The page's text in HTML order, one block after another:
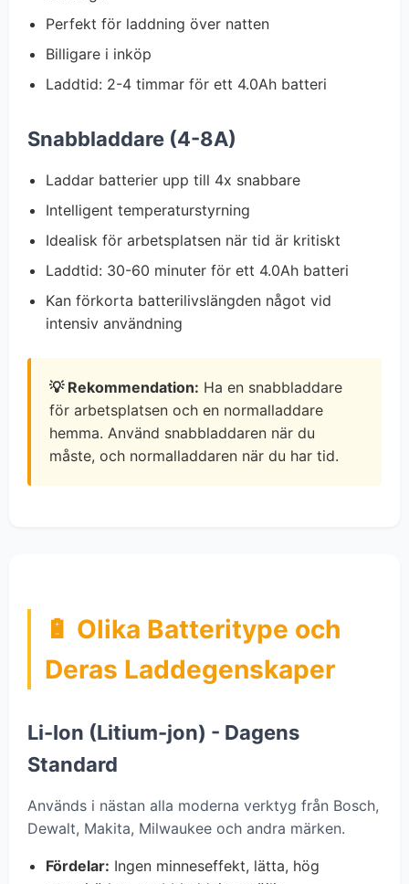
Perfekt för laddning över natten
Billigare i inköp
Laddtid: 2-4 timmar för ett 4.0Ah batteri
Snabbladdare (4-8A)
Laddar batterier upp till 4x snabbare
Intelligent temperaturstyrning
Idealisk för arbetsplatsen när tid är kritiskt
Laddtid: 30-60 minuter för ett 4.0Ah batteri
Kan förkorta batterilivslängden något vid
intensiv användning
💡 Rekommendation: Ha en snabbladdare
för arbetsplatsen och en normalladdare
hemma. Använd snabbladdaren när du
måste, och normalladdaren när du har tid.
🔋 Olika Batteritype och
Deras Laddegenskaper
Li-Ion (Litium-jon) - Dagens
Standard
Används i nästan alla moderna verktyg från Bosch,
Dewalt, Makita, Milwaukee och andra märken.
Fördelar: Ingen minneseffekt, lätta, hög